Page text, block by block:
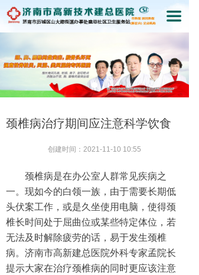
끀
颈椎病治疗期间应注意科学饮食
颈椎病是在办公室人群常见疾病之
一。现如今的白领一族，由于需要长期低
头伏案工作，或是久坐使用电脑，使得颈
椎长时间处于屈曲位或某些特定体位，若
无法及时解除疲劳的话，易于发生颈椎
病。济南市高新建总医院外科专家孟院长
提示大家在治疗颈椎病的同时更应该注意
创建时间： 2021-11-10 10:55